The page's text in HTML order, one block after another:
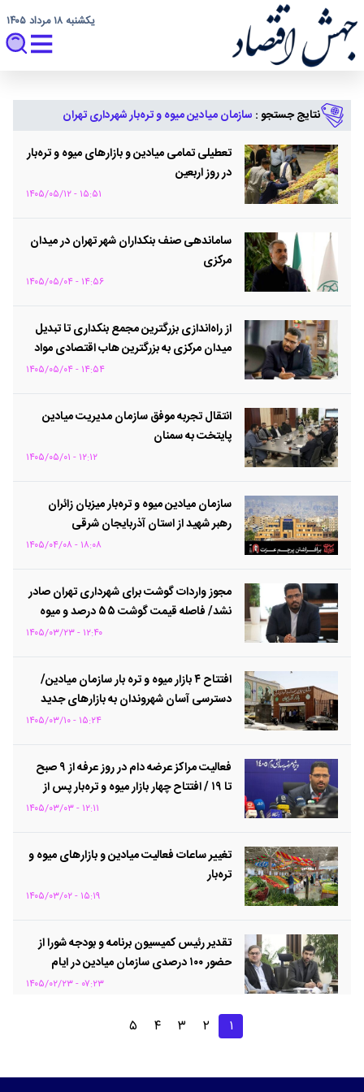
یکشنبه ۱۸ مرداد ۱۴۰۵
نتایج جستجو : سازمان میادین میوه و تره‌بار شهرداری تهران
تعطیلی تمامی میادین و بازارهای میوه و تره‌بار
در روز اربعین
۱۵:۵۱ - ۱۴۰۵/۰۵/۱۲
ساماندهی صنف بنکداران شهر تهران در میدان
مرکزی
۱۴:۵۶ - ۱۴۰۵/۰۵/۰۴
از راه‌اندازی بزرگترین مجمع بنکداری تا تبدیل
میدان مرکزی به بزرگترین هاب اقتصادی مواد
۱۴:۵۴ - ۱۴۰۵/۰۵/۰۴
انتقال تجربه موفق سازمان مدیریت میادین
پایتخت به سمنان
۱۲:۱۲ - ۱۴۰۵/۰۵/۰۱
سازمان میادین میوه و تره‌بار میزبان زائران
رهبر شهید از استان آذربایجان شرقی
۱۸:۰۸ - ۱۴۰۵/۰۴/۰۸
مجوز واردات گوشت برای شهرداری تهران صادر
نشد/ فاصله قیمت گوشت ۵۵ درصد و میوه
۱۲:۴۰ - ۱۴۰۵/۰۳/۲۳
افتتاح ۴ بازار میوه و تره بار سازمان میادین/
دسترسی آسان شهروندان به بازارهای جدید
۱۵:۲۴ - ۱۴۰۵/۰۳/۱۰
فعالیت مراکز عرضه دام در روز عرفه از ۹ صبح
تا ۱۹ / افتتاح چهار بازار میوه و تره‌بار پس از
۱۲:۱۱ - ۱۴۰۵/۰۳/۰۳
تغییر ساعات فعالیت میادین و بازارهای میوه و
تره‌بار
۱۵:۱۹ - ۱۴۰۵/۰۳/۰۲
تقدیر رئیس کمیسیون برنامه و بودجه شورا از
حضور ۱۰۰ درصدی سازمان میادین در ایام
۰۷:۲۳ - ۱۴۰۵/۰۲/۲۳
۱ ۲ ۳ ۴ ۵